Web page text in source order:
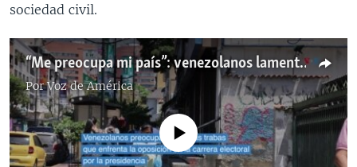
sociedad civil.
“Me preocupa mi país”: venezolanos lamentan "trabas" para la oposición en la campaña electoral
PorVoz de América
No media source currently available